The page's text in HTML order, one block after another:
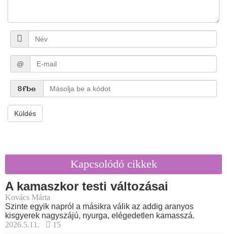
@
Küldés
Kapcsolódó cikkek
A kamaszkor testi változásai
Kovács Márta
Szinte egyik napról a másikra válik az addig aranyos
kisgyerek nagyszájú, nyurga, elégedetlen kamasszá.
2026.5.11.
15